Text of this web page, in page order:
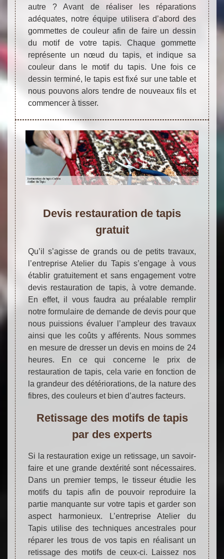
autre ? Avant de réaliser les réparations
adéquates, notre équipe utilisera d’abord des
gommettes de couleur afin de faire un dessin
du motif de votre tapis. Chaque gommette
représente un nœud du tapis, et indique sa
couleur dans le motif du tapis. Une fois ce
dessin terminé, le tapis est fixé sur une table et
nous pouvons alors tendre de nouveaux fils et
commencer à tisser.
Devis restauration de tapis
gratuit
Qu’il s’agisse de grands ou de petits travaux,
l’entreprise Atelier du Tapis s’engage à vous
établir gratuitement et sans engagement votre
devis restauration de tapis, à votre demande.
En effet, il vous faudra au préalable remplir
notre formulaire de demande de devis pour que
nous puissions évaluer l’ampleur des travaux
ainsi que les coûts y afférents. Nous sommes
en mesure de dresser un devis en moins de 24
heures. En ce qui concerne le prix de
restauration de tapis, cela varie en fonction de
la grandeur des détériorations, de la nature des
fibres, des couleurs et bien d’autres facteurs.
Retissage des motifs de tapis
par des experts
Si la restauration exige un retissage, un savoir-
faire et une grande dextérité sont nécessaires.
Dans un premier temps, le tisseur étudie les
motifs du tapis afin de pouvoir reproduire la
partie manquante sur votre tapis et garder son
aspect harmonieux. L’entreprise Atelier du
Tapis utilise des techniques ancestrales pour
réparer les trous de vos tapis en réalisant un
retissage des motifs de ceux-ci. Laissez nos